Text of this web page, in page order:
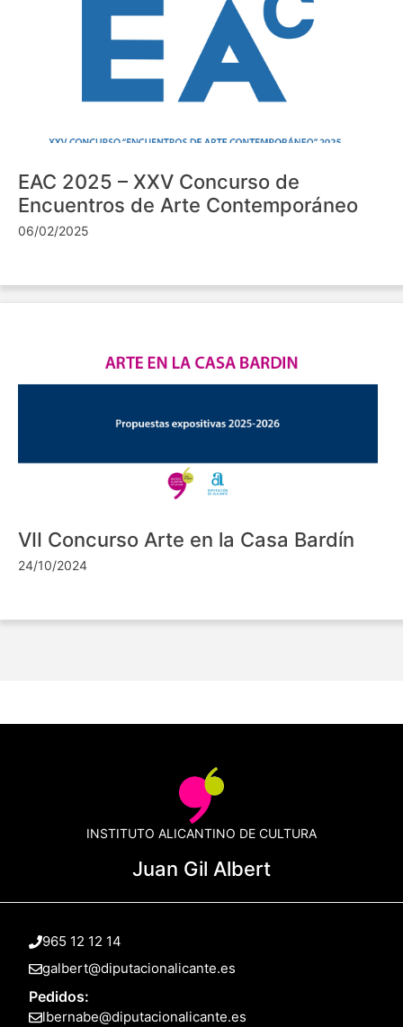
EAC 2025 – XXV Concurso de
Encuentros de Arte Contemporáneo
06/02/2025
VII Concurso Arte en la Casa Bardín
24/10/2024
INSTITUTO ALICANTINO DE CULTURA
Juan Gil Albert
965 12 12 14
galbert@diputacionalicante.es
Pedidos:
lbernabe@diputacionalicante.es